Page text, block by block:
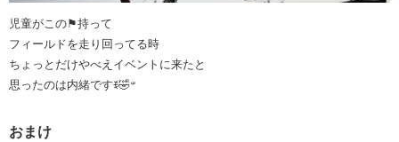
児童がこの⚑︎持って
フィールドを走り回ってる時
ちょっとだけやべえイベントに来たと
思ったのは内緒ですꉂ🤣𐤔
おまけ